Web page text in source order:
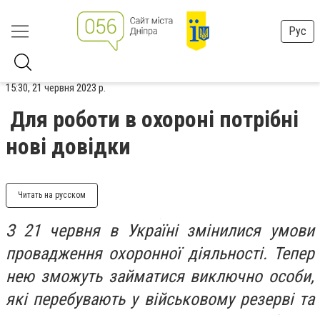
Рус
15:30, 21 червня 2023 р.
Для роботи в охороні потрібні
нові довідки
Читать на русском
З 21 червня в Україні змінилися умови
провадження охоронної діяльності. Тепер
нею зможуть займатися виключно особи,
які перебувають у військовому резерві та